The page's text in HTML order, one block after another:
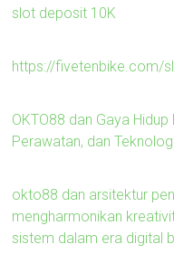
slot deposit 10K
https://fivetenbike.com/
OKTO88 dan Gaya
Perawatan, dan
okto88 dan arsitektur
mengharmonikan
sistem dalam era digital